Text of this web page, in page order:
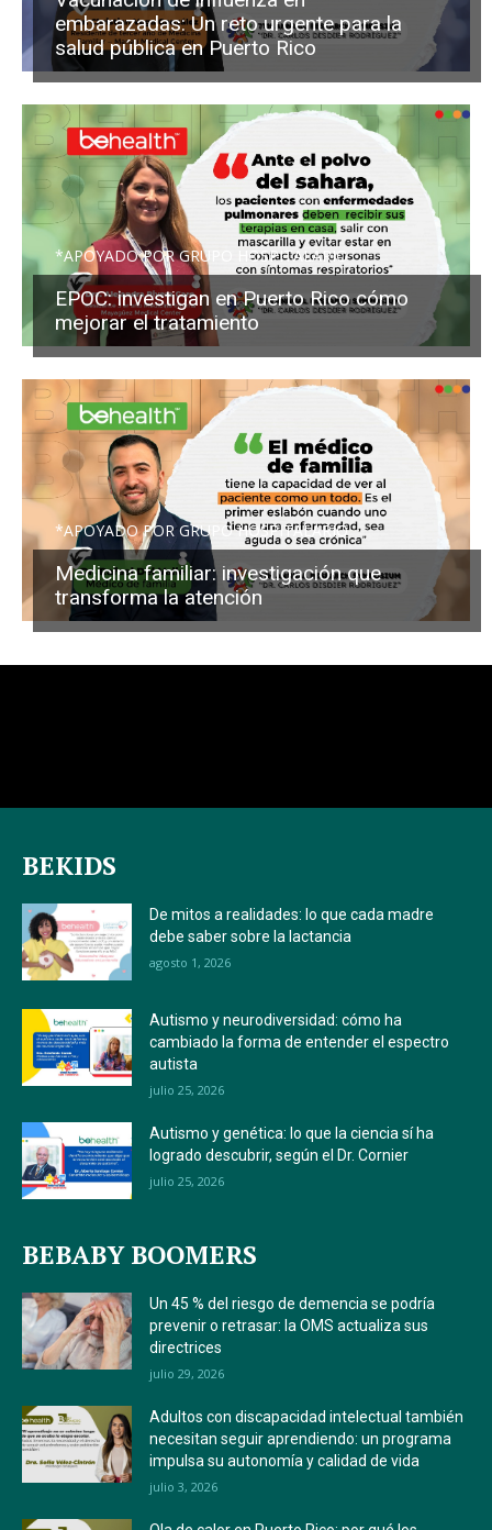
embarazadas: Un reto urgente para la
salud pública en Puerto Rico
*APOYADO POR GRUPO HOSPITALARIO
EPOC: investigan en Puerto Rico cómo
mejorar el tratamiento
*APOYADO POR GRUPO HOSPITALARIO
Medicina familiar: investigación que
transforma la atención
BEKIDS
De mitos a realidades: lo que cada madre
debe saber sobre la lactancia
agosto 1, 2026
Autismo y neurodiversidad: cómo ha
cambiado la forma de entender el espectro
autista
julio 25, 2026
Autismo y genética: lo que la ciencia sí ha
logrado descubrir, según el Dr. Cornier
julio 25, 2026
BEBABY BOOMERS
Un 45 % del riesgo de demencia se podría
prevenir o retrasar: la OMS actualiza sus
directrices
julio 29, 2026
Adultos con discapacidad intelectual también
necesitan seguir aprendiendo: un programa
impulsa su autonomía y calidad de vida
julio 3, 2026